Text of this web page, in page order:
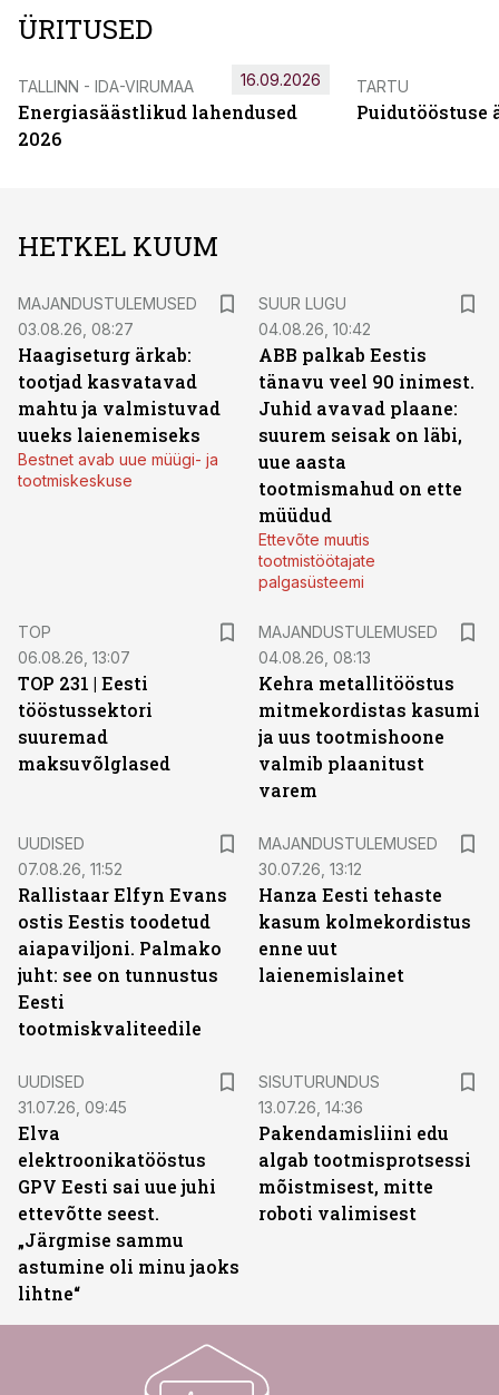
ÜRITUSED
TALLINN - IDA-VIRUMAA
Energiasäästlikud lahendused
2026
16.09.2026 TARTU
Puidutööstuse
HETKEL KUUM
MAJANDUSTULEMUSED
03.08.26, 08:27
Haagiseturg ärkab:
tootjad kasvatavad
mahtu ja valmistuvad
uueks laienemiseks
Bestnet avab uue müügi- ja
tootmiskeskuse
SUUR LUGU
04.08.26, 10:42
ABB palkab Eestis
tänavu veel 90 inimest.
Juhid avavad plaane:
suurem seisak on läbi,
uue aasta
tootmismahud on ette
müüdud
Ettevõte muutis
tootmistöötajate
palgasüsteemi
TOP
06.08.26, 13:07
TOP 231 | Eesti
tööstussektori
suuremad
maksuvõlglased
MAJANDUSTULEMUSED
04.08.26, 08:13
Kehra metallitööstus
mitmekordistas kasumi
ja uus tootmishoone
valmib plaanitust
varem
UUDISED
07.08.26, 11:52
Rallistaar Elfyn Evans
ostis Eestis toodetud
aiapaviljoni. Palmako
juht: see on tunnustus
Eesti
tootmiskvaliteedile
MAJANDUSTULEMUSED
30.07.26, 13:12
Hanza Eesti tehaste
kasum kolmekordistus
enne uut
laienemislainet
UUDISED
31.07.26, 09:45
Elva
elektroonikatööstus
GPV Eesti sai uue juhi
ettevõtte seest.
„Järgmise sammu
astumine oli minu jaoks
lihtne“
SISUTURUNDUS
13.07.26, 14:36
Pakendamisliini edu
algab tootmisprotsessi
mõistmisest, mitte
roboti valimisest